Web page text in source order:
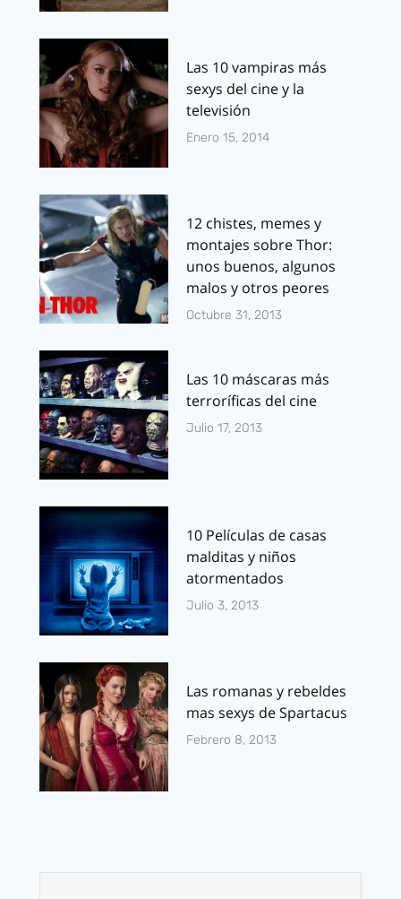
Las 10 vampiras más
sexys del cine y la
televisión
Enero 15, 2014
12 chistes, memes y
montajes sobre Thor:
unos buenos, algunos
malos y otros peores
Octubre 31, 2013
Las 10 máscaras más
terroríficas del cine
Julio 17, 2013
10 Películas de casas
malditas y niños
atormentados
Julio 3, 2013
Las romanas y rebeldes
mas sexys de Spartacus
Febrero 8, 2013